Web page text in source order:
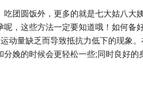
团圆饭外，更多的就是七大姑八大
，这些方法一定要知道哦！如何备
动量缺乏而导致抵抗力低下的现象
娩的时候会更轻松一些;同时良好的